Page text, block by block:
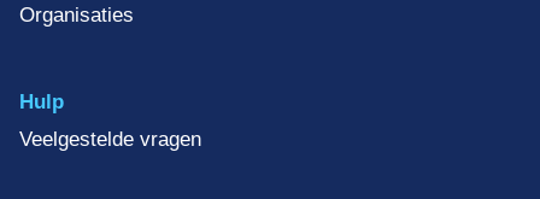
Organisaties
Hulp
Veelgestelde vragen